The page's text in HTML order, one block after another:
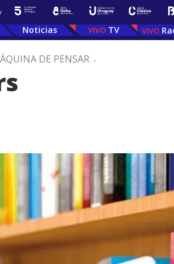
Noticias TV
DE PENSAR .